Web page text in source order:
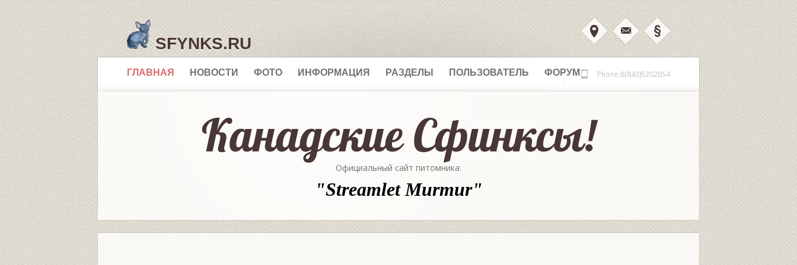
SFYNKS.RU
ГЛАВНАЯ НОВОСТИ ФОТО ИНФОРМАЦИЯ РАЗДЕЛЫ ПОЛЬЗОВАТЕЛЬ ФОРУМ Phone:8(843)5202054
Официальный сайт питомника:
"Streamlet Murmur"